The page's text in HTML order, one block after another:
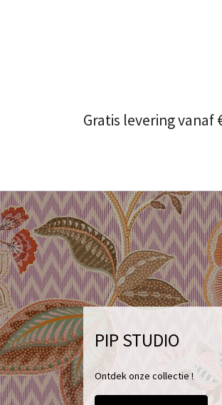
Gratis levering vanaf
PIP STUDIO
Ontdek onze collectie !